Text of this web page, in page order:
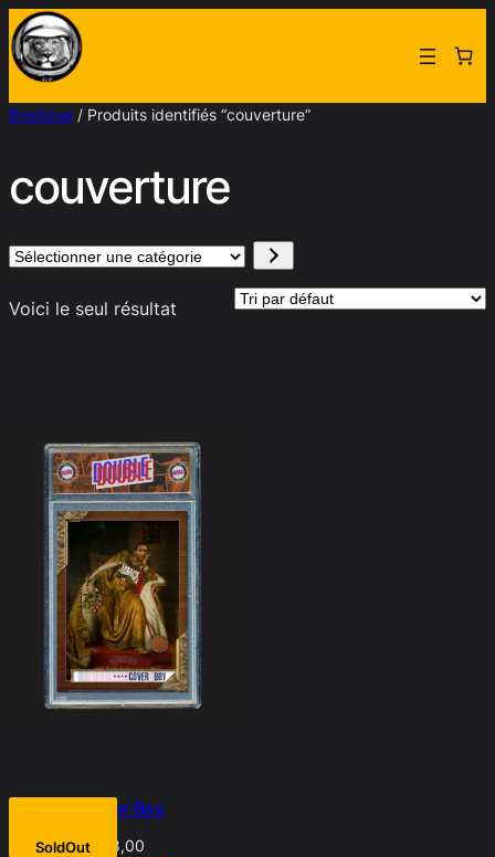
Aller
au
contenu
Boutique / Produits identifiés “couverture”
couverture
Sélectionner
catégorie
Voici le seul résultat
SoldOut
Cover Boy
8,00